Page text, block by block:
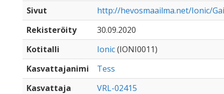
Sivut
http://hevosmaailma.net/Ionic/
Rekisteröity
30.09.2020
Kotitalli
Ionic(IONI0011)
Kasvattajanimi
Tess
Kasvattaja
VRL-02415